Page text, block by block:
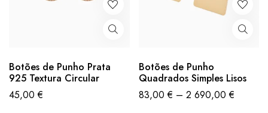
Botões de Punho Prata
925 Textura Circular
45,00€
Botões de Punho
Quadrados Simples Lisos
83,00€ – 2 690,00€